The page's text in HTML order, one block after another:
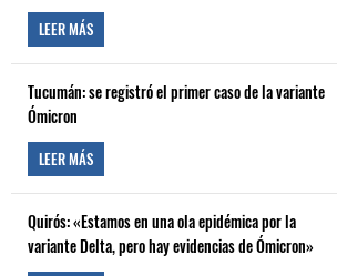
LEER MÁS
Tucumán: se registró el primer caso de la variante
Ómicron
LEER MÁS
Quirós: «Estamos en una ola epidémica por la
variante Delta, pero hay evidencias de Ómicron»